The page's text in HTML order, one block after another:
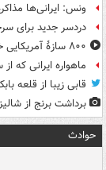
ونس: ایرانی‌ها
دردسر جدید برای
۸۰۰ سازۀ آمریکایی خاکستر شد
ماهواره ایرانی که
قابی زیبا از قلعه
برداشت برنج از
حوادث